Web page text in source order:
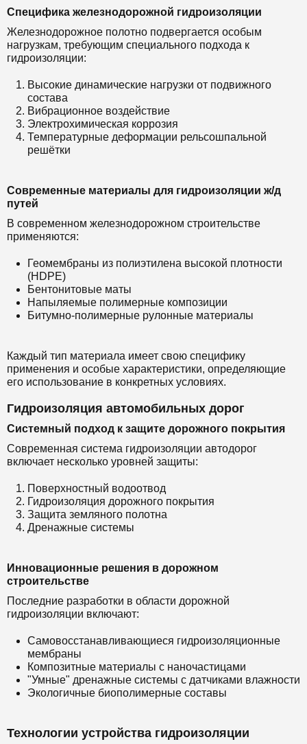
Специфика железнодорожной гидроизоляции
Железнодорожное полотно подвергается особым
нагрузкам, требующим специального подхода к
гидроизоляции:
Высокие динамические нагрузки от подвижного
состава
Вибрационное воздействие
Электрохимическая коррозия
Температурные деформации рельсошпальной
решётки
Современные материалы для гидроизоляции ж/д
путей
В современном железнодорожном строительстве
применяются:
Геомембраны из полиэтилена высокой плотности
(HDPE)
Бентонитовые маты
Напыляемые полимерные композиции
Битумно-полимерные рулонные материалы
Каждый тип материала имеет свою специфику
применения и особые характеристики, определяющие
его использование в конкретных условиях.
Гидроизоляция автомобильных дорог
Системный подход к защите дорожного покрытия
Современная система гидроизоляции автодорог
включает несколько уровней защиты:
Поверхностный водоотвод
Гидроизоляция дорожного покрытия
Защита земляного полотна
Дренажные системы
Инновационные решения в дорожном
строительстве
Последние разработки в области дорожной
гидроизоляции включают:
Самовосстанавливающиеся гидроизоляционные
мембраны
Композитные материалы с наночастицами
"Умные" дренажные системы с датчиками влажности
Экологичные биополимерные составы
Технологии устройства гидроизоляции